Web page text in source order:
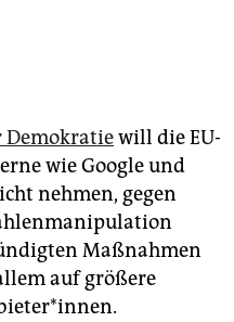
will die EU-
wie Google und
nehmen, gegen
Maßnahmen
auf größere